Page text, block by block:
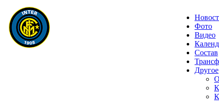
Фото
Видео
Состав
Другое